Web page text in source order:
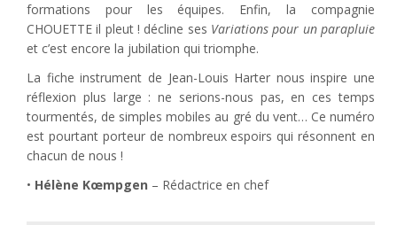
formations pour les équipes. Enfin, la compagnie
CHOUETTE il pleut ! décline ses Variations pour un parapluie
et c’est encore la jubilation qui triomphe.
La fiche instrument de Jean-Louis Harter nous inspire une
réflexion plus large : ne serions-nous pas, en ces temps
tourmentés, de simples mobiles au gré du vent… Ce numéro
est pourtant porteur de nombreux espoirs qui résonnent en
chacun de nous !
• Hélène Kœmpgen – Rédactrice en chef